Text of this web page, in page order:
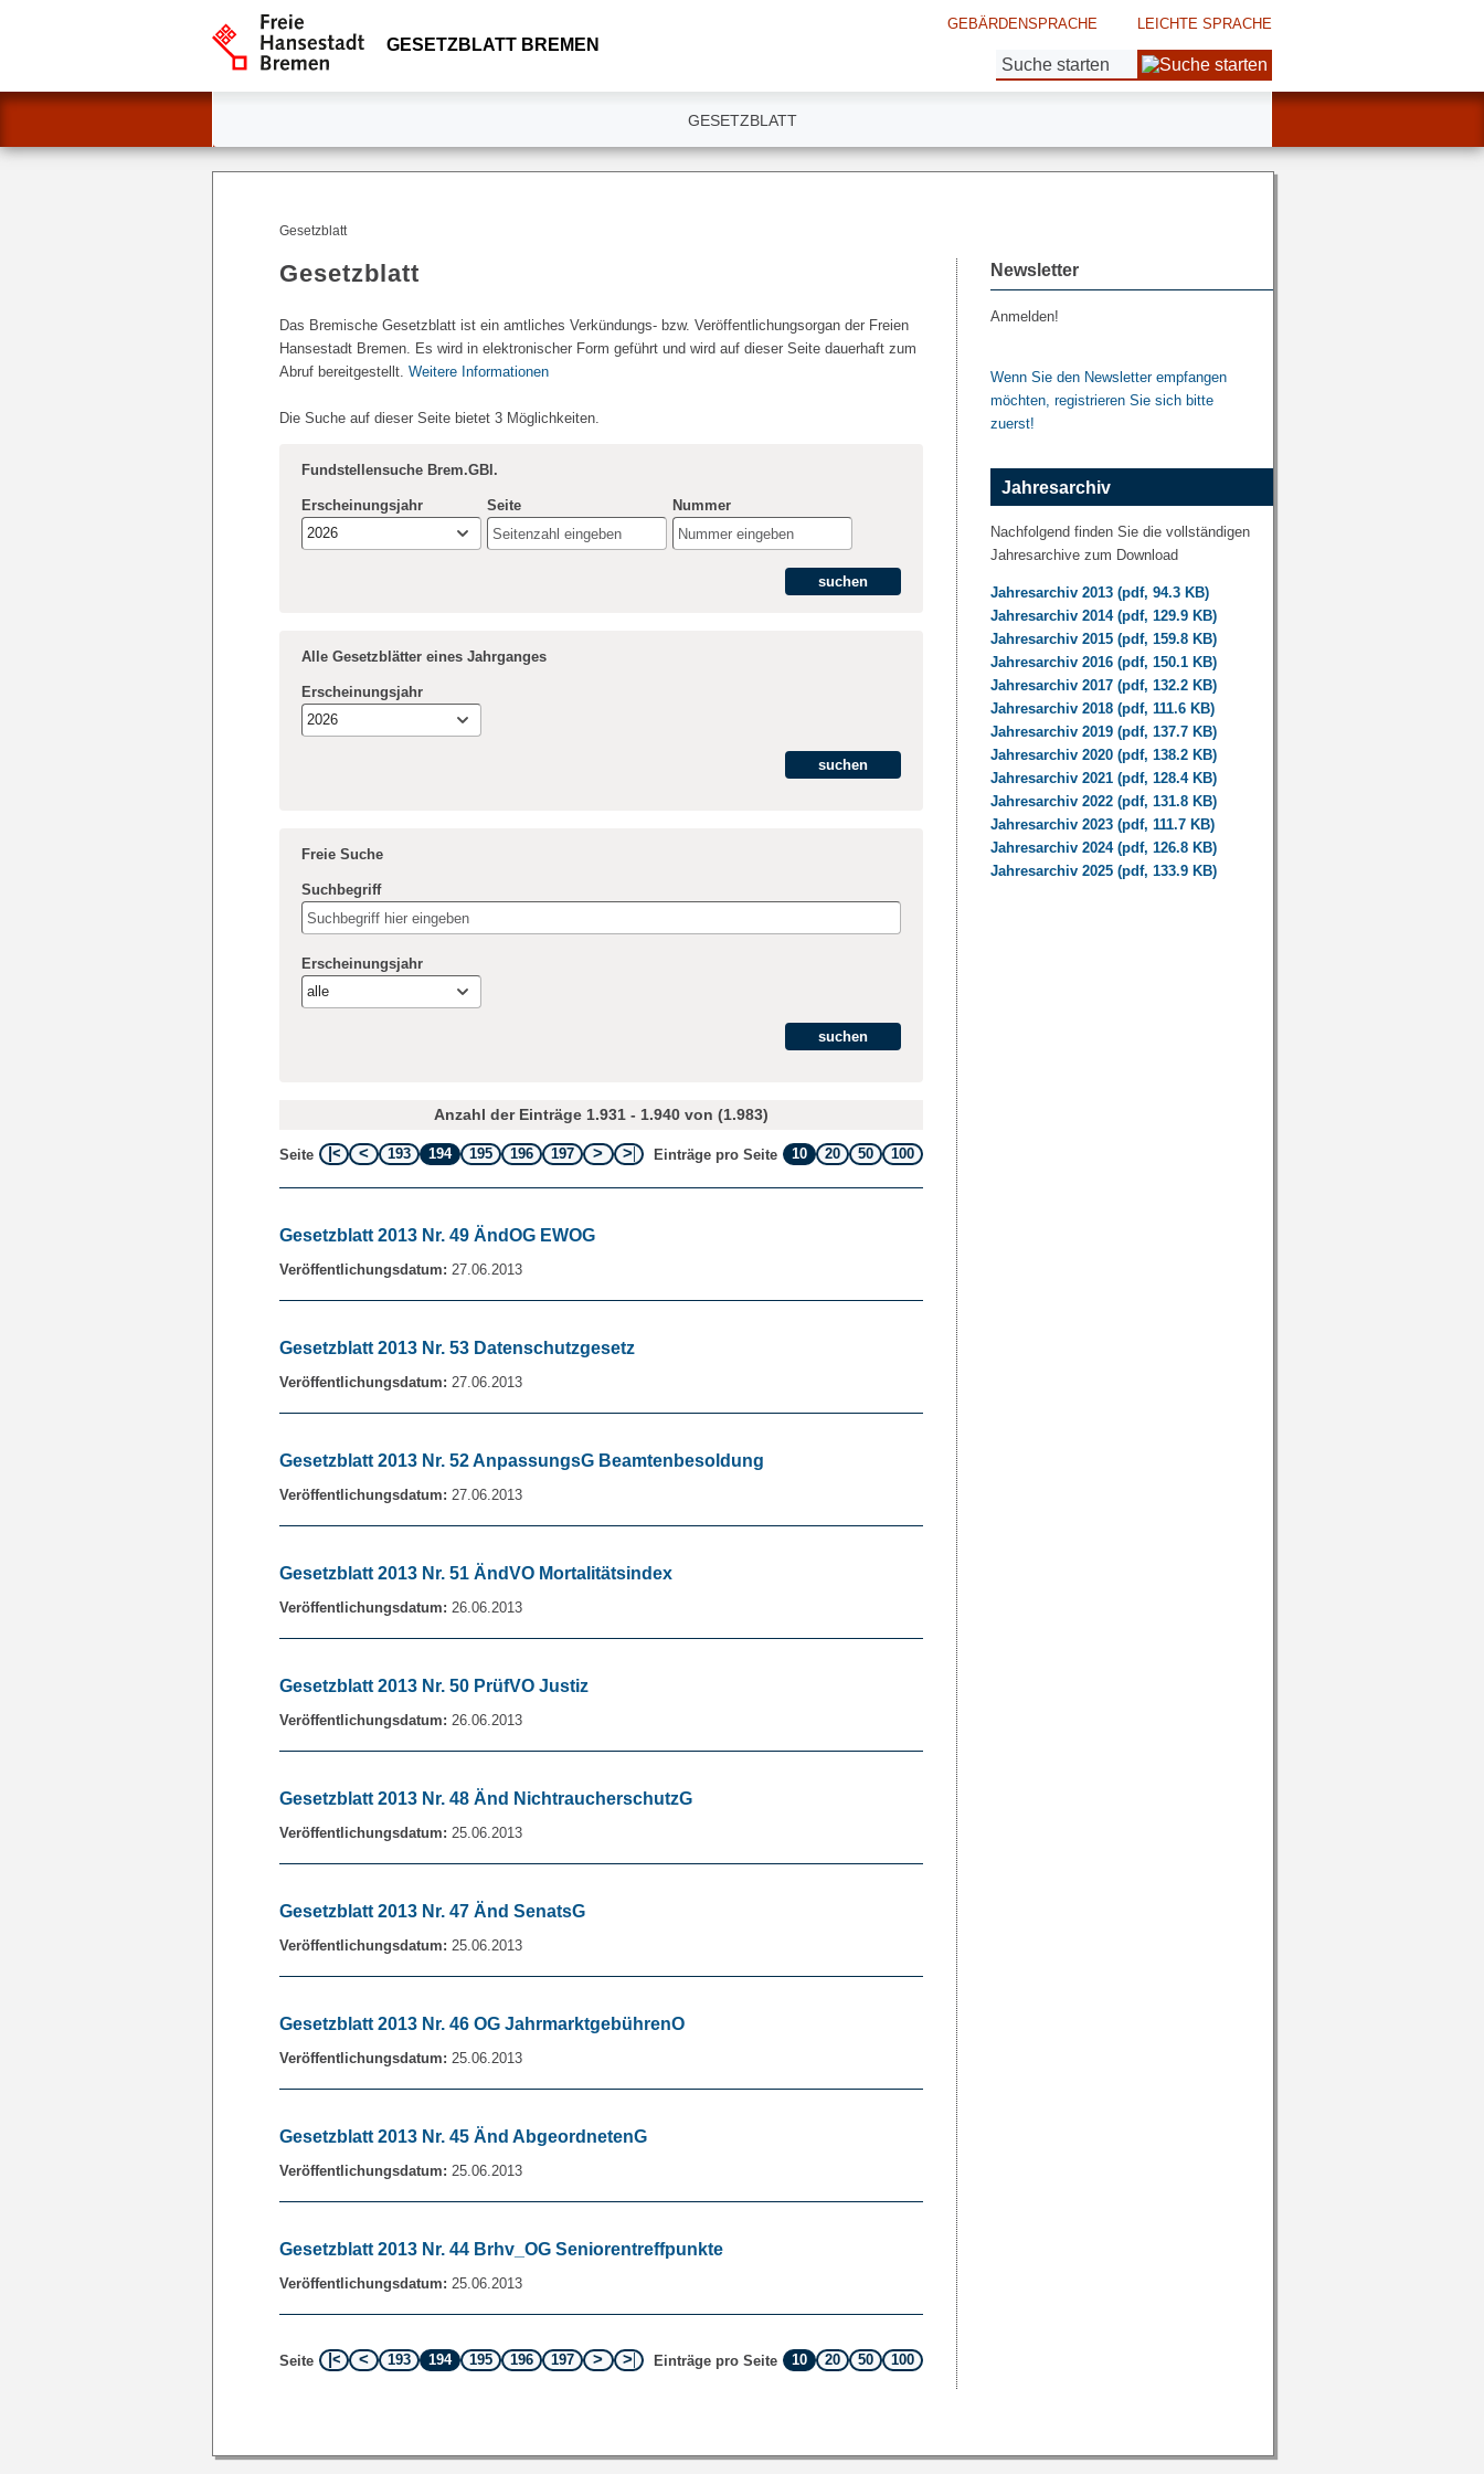
GESETZBLATT BREMEN
GEBÄRDENSPRACHE LEICHTE SPRACHE
Suche:
GESETZBLATT
Gesetzblatt
Gesetzblatt
Das Bremische Gesetzblatt ist ein amtliches Verkündungs- bzw. Veröffentlichungsorgan der Freien
Hansestadt Bremen. Es wird in elektronischer Form geführt und wird auf dieser Seite dauerhaft zum
Abruf bereitgestellt. Weitere Informationen
Die Suche auf dieser Seite bietet 3 Möglichkeiten.
Fundstellensuche Brem.GBl.
Erscheinungsjahr
2026
Seite Nummer
Alle Gesetzblätter eines Jahrganges
Erscheinungsjahr
2026
Freie Suche
Suchbegriff
Erscheinungsjahr
alle
Anzahl der Einträge 1.931 - 1.940 von (1.983)
Seite 193 194 195 196 197 Einträge pro Seite 10 20 50 100
Gesetzblatt 2013 Nr. 49 ÄndOG EWOG
Veröffentlichungsdatum: 27.06.2013
Gesetzblatt 2013 Nr. 53 Datenschutzgesetz
Veröffentlichungsdatum: 27.06.2013
Gesetzblatt 2013 Nr. 52 AnpassungsG Beamtenbesoldung
Veröffentlichungsdatum: 27.06.2013
Gesetzblatt 2013 Nr. 51 ÄndVO Mortalitätsindex
Veröffentlichungsdatum: 26.06.2013
Gesetzblatt 2013 Nr. 50 PrüfVO Justiz
Veröffentlichungsdatum: 26.06.2013
Gesetzblatt 2013 Nr. 48 Änd NichtraucherschutzG
Veröffentlichungsdatum: 25.06.2013
Gesetzblatt 2013 Nr. 47 Änd SenatsG
Veröffentlichungsdatum: 25.06.2013
Gesetzblatt 2013 Nr. 46 OG JahrmarktgebührenO
Veröffentlichungsdatum: 25.06.2013
Gesetzblatt 2013 Nr. 45 Änd AbgeordnetenG
Veröffentlichungsdatum: 25.06.2013
Gesetzblatt 2013 Nr. 44 Brhv_OG Seniorentreffpunkte
Veröffentlichungsdatum: 25.06.2013
Seite 193 194 195 196 197 Einträge pro Seite 10 20 50 100
Newsletter
Anmelden!
Wenn Sie den Newsletter empfangen
möchten, registrieren Sie sich bitte
zuerst!
Jahresarchiv
Nachfolgend finden Sie die vollständigen
Jahresarchive zum Download
Jahresarchiv 2013 (pdf, 94.3 KB)
Jahresarchiv 2014 (pdf, 129.9 KB)
Jahresarchiv 2015 (pdf, 159.8 KB)
Jahresarchiv 2016 (pdf, 150.1 KB)
Jahresarchiv 2017 (pdf, 132.2 KB)
Jahresarchiv 2018 (pdf, 111.6 KB)
Jahresarchiv 2019 (pdf, 137.7 KB)
Jahresarchiv 2020 (pdf, 138.2 KB)
Jahresarchiv 2021 (pdf, 128.4 KB)
Jahresarchiv 2022 (pdf, 131.8 KB)
Jahresarchiv 2023 (pdf, 111.7 KB)
Jahresarchiv 2024 (pdf, 126.8 KB)
Jahresarchiv 2025 (pdf, 133.9 KB)